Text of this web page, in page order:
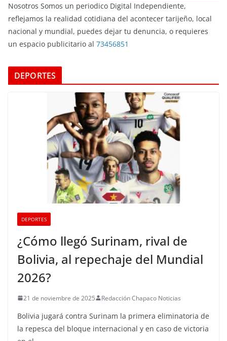
Nosotros Somos un periodico Digital Independiente,
reflejamos la realidad cotidiana del acontecer tarijeño, local
nacional y mundial, puedes dejar tu denuncia, o requieres
un espacio publicitario al 73456851
DEPORTES
DEPORTES
¿Cómo llegó Surinam, rival de
Bolivia, al repechaje del Mundial
2026?
21 de noviembre de 2025 Redacción Chapaco Noticias
Bolivia jugará contra Surinam la primera eliminatoria de
la repesca del bloque internacional y en caso de victoria